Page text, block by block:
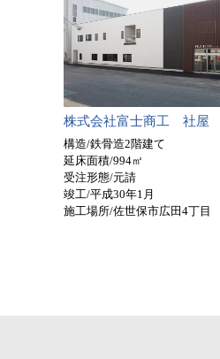
株式会社富士商工 社屋
構造/鉄骨造2階建て
延床面積/994㎡
受注形態/元請
竣工/平成30年1月
施工場所/佐世保市広田4丁目